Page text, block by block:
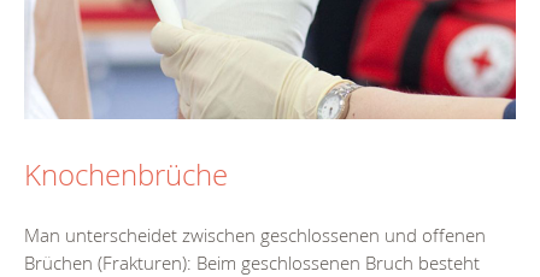
Knochenbrüche
Man unterscheidet zwischen geschlossenen und offenen
Brüchen (Frakturen): Beim geschlossenen Bruch besteht